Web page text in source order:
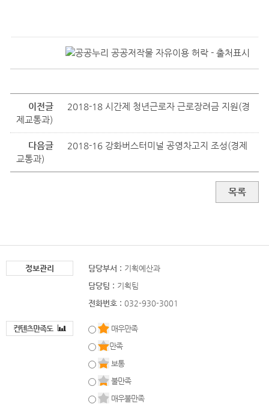
이전글
2018-18 시간제 청년근로자 근로장려금 지원(경
제교통과)
다음글
2018-16 강화버스터미널 공영차고지 조성(경제
교통과)
목록
정보관리 담당부서 : 기획예산과
담당팀 : 기획팀
전화번호 : 032-930-3001
컨텐츠만족도
매우만족
만족
보통
불만족
매우불만족